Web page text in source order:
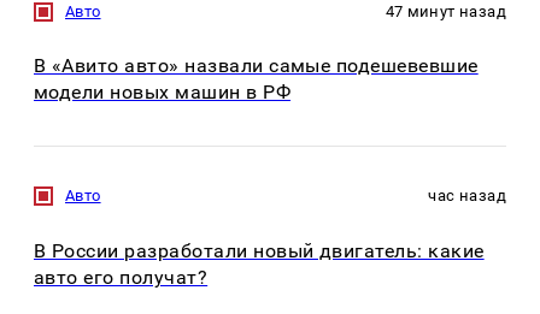
Авто 47 минут назад
В «Авито авто» назвали самые подешевевшие
модели новых машин в РФ
Авто час назад
В России разработали новый двигатель: какие
авто его получат?